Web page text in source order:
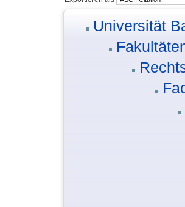
Universität